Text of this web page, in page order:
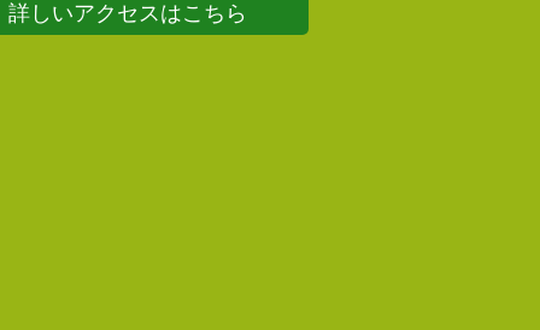
詳しいアクセスはこちら